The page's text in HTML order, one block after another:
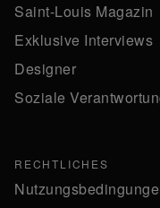
Saint-Louis Magazin
Exklusive Interviews
Designer
Soziale
RECHTLICHES